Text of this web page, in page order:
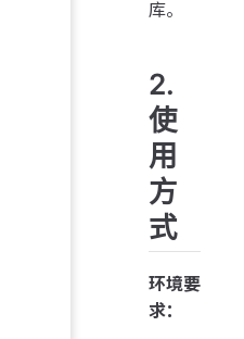
库。
2.
使
用
方
式
环境要
求：